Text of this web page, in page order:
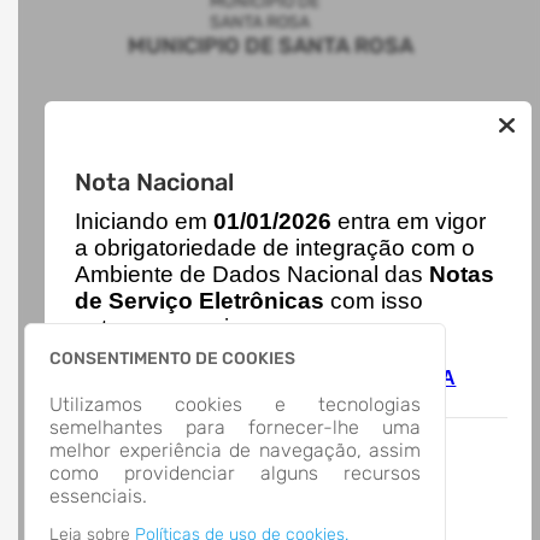
CONSENTIMENTO DE COOKIES
Utilizamos cookies e tecnologias
semelhantes para fornecer-lhe uma
melhor experiência de navegação, assim
como providenciar alguns recursos
essenciais.
Leia sobre Políticas de uso de cookies.
Nota Nacional
Iniciando em01/01/2026 entra em vigor
a obrigatoriedade de integração com o
Ambiente de Dados Nacional das Notas
de Serviço Eletrônicas com isso
entraram em vigornovas regras,
acesse o link abaixo e saiba mais.
Autoatendimento - MUNICIPIO DE SANTA
ROSA
MUNICIPIO DE SANTA ROSA
ACESSO RÁPIDO
Acesso à Informação
Cidadão
Diário Oficial - DOM/SR
Transparência
LOCALIZAÇÃO
AVENIDA EXPEDICIONÁRIO WEBER, Nº 2983, CRUZEIRO
Santa Rosa/
Abrir no Mapa
CONTATOS
(55) 3511-5100
gab@santarosa.rs.gov.br
Segunda-feira a Sexta-feira7:30 às 11:30 - 13:30 às 17:30